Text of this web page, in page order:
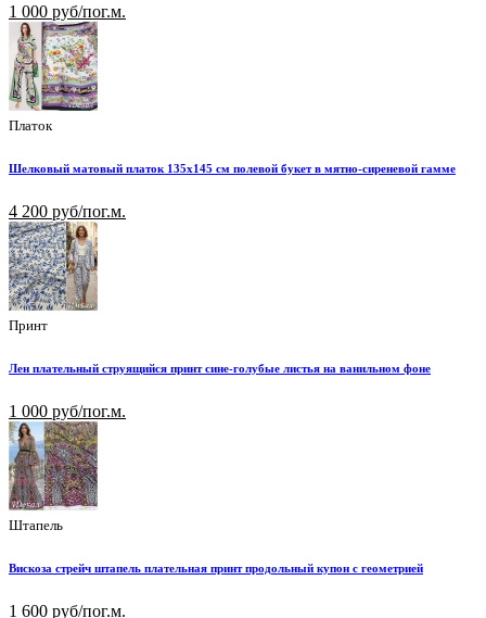
1 000 руб/пог.м.
Платок
Шелковый матовый платок 135х145 см полевой букет в мятно-сиреневой гамме
4 200 руб/пог.м.
Принт
Лен плательный струящийся принт сине-голубые листья на ванильном фоне
1 000 руб/пог.м.
Штапель
Вискоза стрейч штапель плательная принт продольный купон с геометрией
1 600 руб/пог.м.